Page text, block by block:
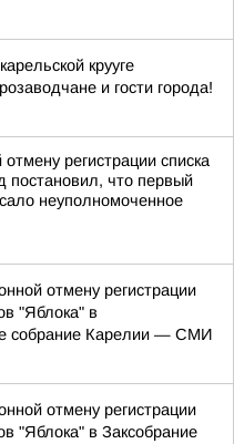
крууге
и гости города!
регистрации списка
постановил, что первый
неуполномоченное
отмену регистрации
"Яблока" в
собрание Карелии — СМИ
отмену регистрации
"Яблока" в Заксобрание